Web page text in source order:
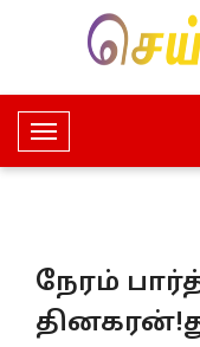
T
o
e
N
a
நேரம்